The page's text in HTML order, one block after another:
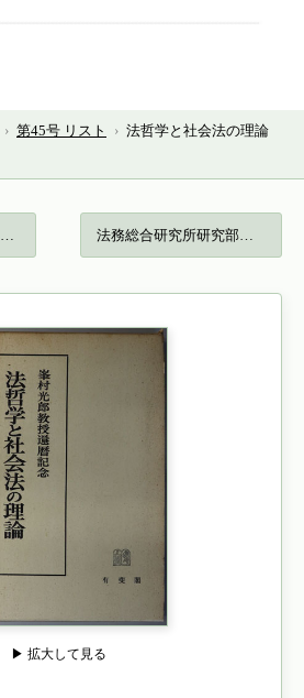
› 第45号 リスト › 法哲学と社会法の理論
← 法制史研究 法制史学会年報：２０２１… 法務総合研究所研究部紀要… →
▶ 拡大して見る